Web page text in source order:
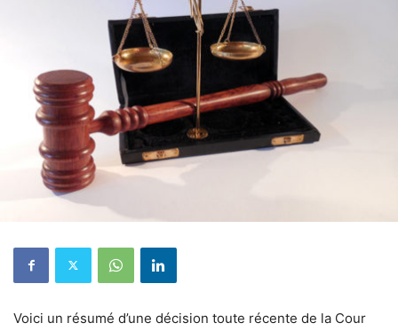
Voici un résumé d’une décision toute récente de la Cour